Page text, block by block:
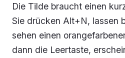
Die Tilde braucht einen
Sie drücken Alt+N, lassen
sehen einen
dann die Leertaste,